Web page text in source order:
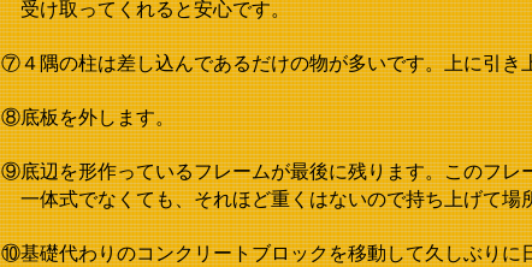
受け取ってくれると安心です。
⑦４隅の柱は差し込んであるだけの物が多いです。上に引き
⑧底板を外します。
⑨底辺を形作っているフレームが最後に残ります。このフレ
一体式でなくても、それほど重くはないので持ち上げて場
⑩基礎代わりのコンクリートブロックを移動して久しぶりに